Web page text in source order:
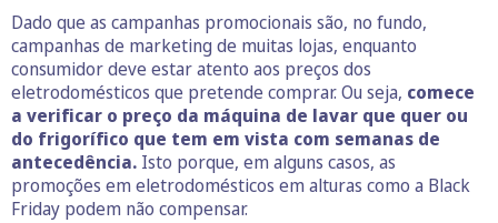
Dado que as campanhas promocionais são, no fundo,
campanhas de marketing de muitas lojas, enquanto
consumidor deve estar atento aos preços dos
eletrodomésticos que pretende comprar. Ou seja, comece
a verificar o preço da máquina de lavar que quer ou
do frigorífico que tem em vista com semanas de
antecedência. Isto porque, em alguns casos, as
promoções em eletrodomésticos em alturas como a Black
Friday podem não compensar.